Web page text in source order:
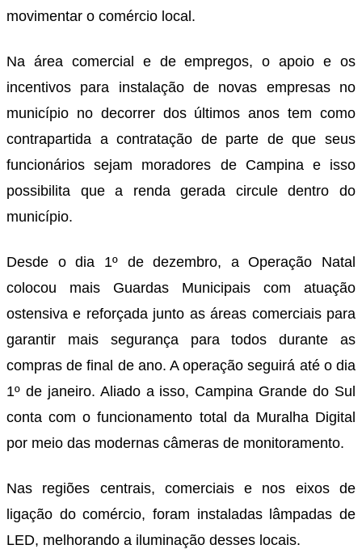
movimentar o comércio local.
Na área comercial e de empregos, o apoio e os
incentivos para instalação de novas empresas no
município no decorrer dos últimos anos tem como
contrapartida a contratação de parte de que seus
funcionários sejam moradores de Campina e isso
possibilita que a renda gerada circule dentro do
município.
Desde o dia 1º de dezembro, a Operação Natal
colocou mais Guardas Municipais com atuação
ostensiva e reforçada junto as áreas comerciais para
garantir mais segurança para todos durante as
compras de final de ano. A operação seguirá até o dia
1º de janeiro. Aliado a isso, Campina Grande do Sul
conta com o funcionamento total da Muralha Digital
por meio das modernas câmeras de monitoramento.
Nas regiões centrais, comerciais e nos eixos de
ligação do comércio, foram instaladas lâmpadas de
LED, melhorando a iluminação desses locais.